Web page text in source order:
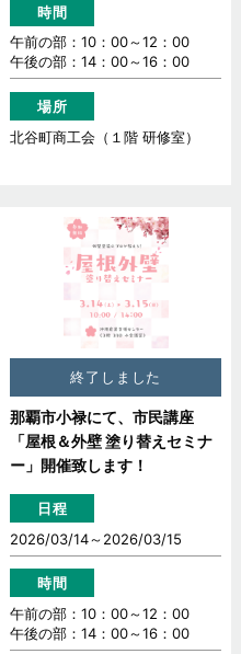
時間
午前の部：10：00～12：00
午後の部：14：00～16：00
場所
北谷町商工会（１階 研修室）
終了しました
那覇市小禄にて、市民講座
「屋根＆外壁 塗り替えセミナ
ー」開催致します！
日程
2026/03/14～2026/03/15
時間
午前の部：10：00～12：00
午後の部：14：00～16：00